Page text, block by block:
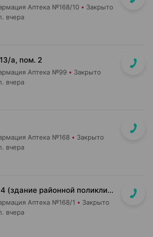
Аптека №168/10 Закрыто
вчера
а, пом. 2
Аптека №99 Закрыто
вчера
Аптека №168 Закрыто
вчера
ул. Калинина, д. 4 (здание районной поликлиники)
Аптека №168/1 Закрыто
вчера